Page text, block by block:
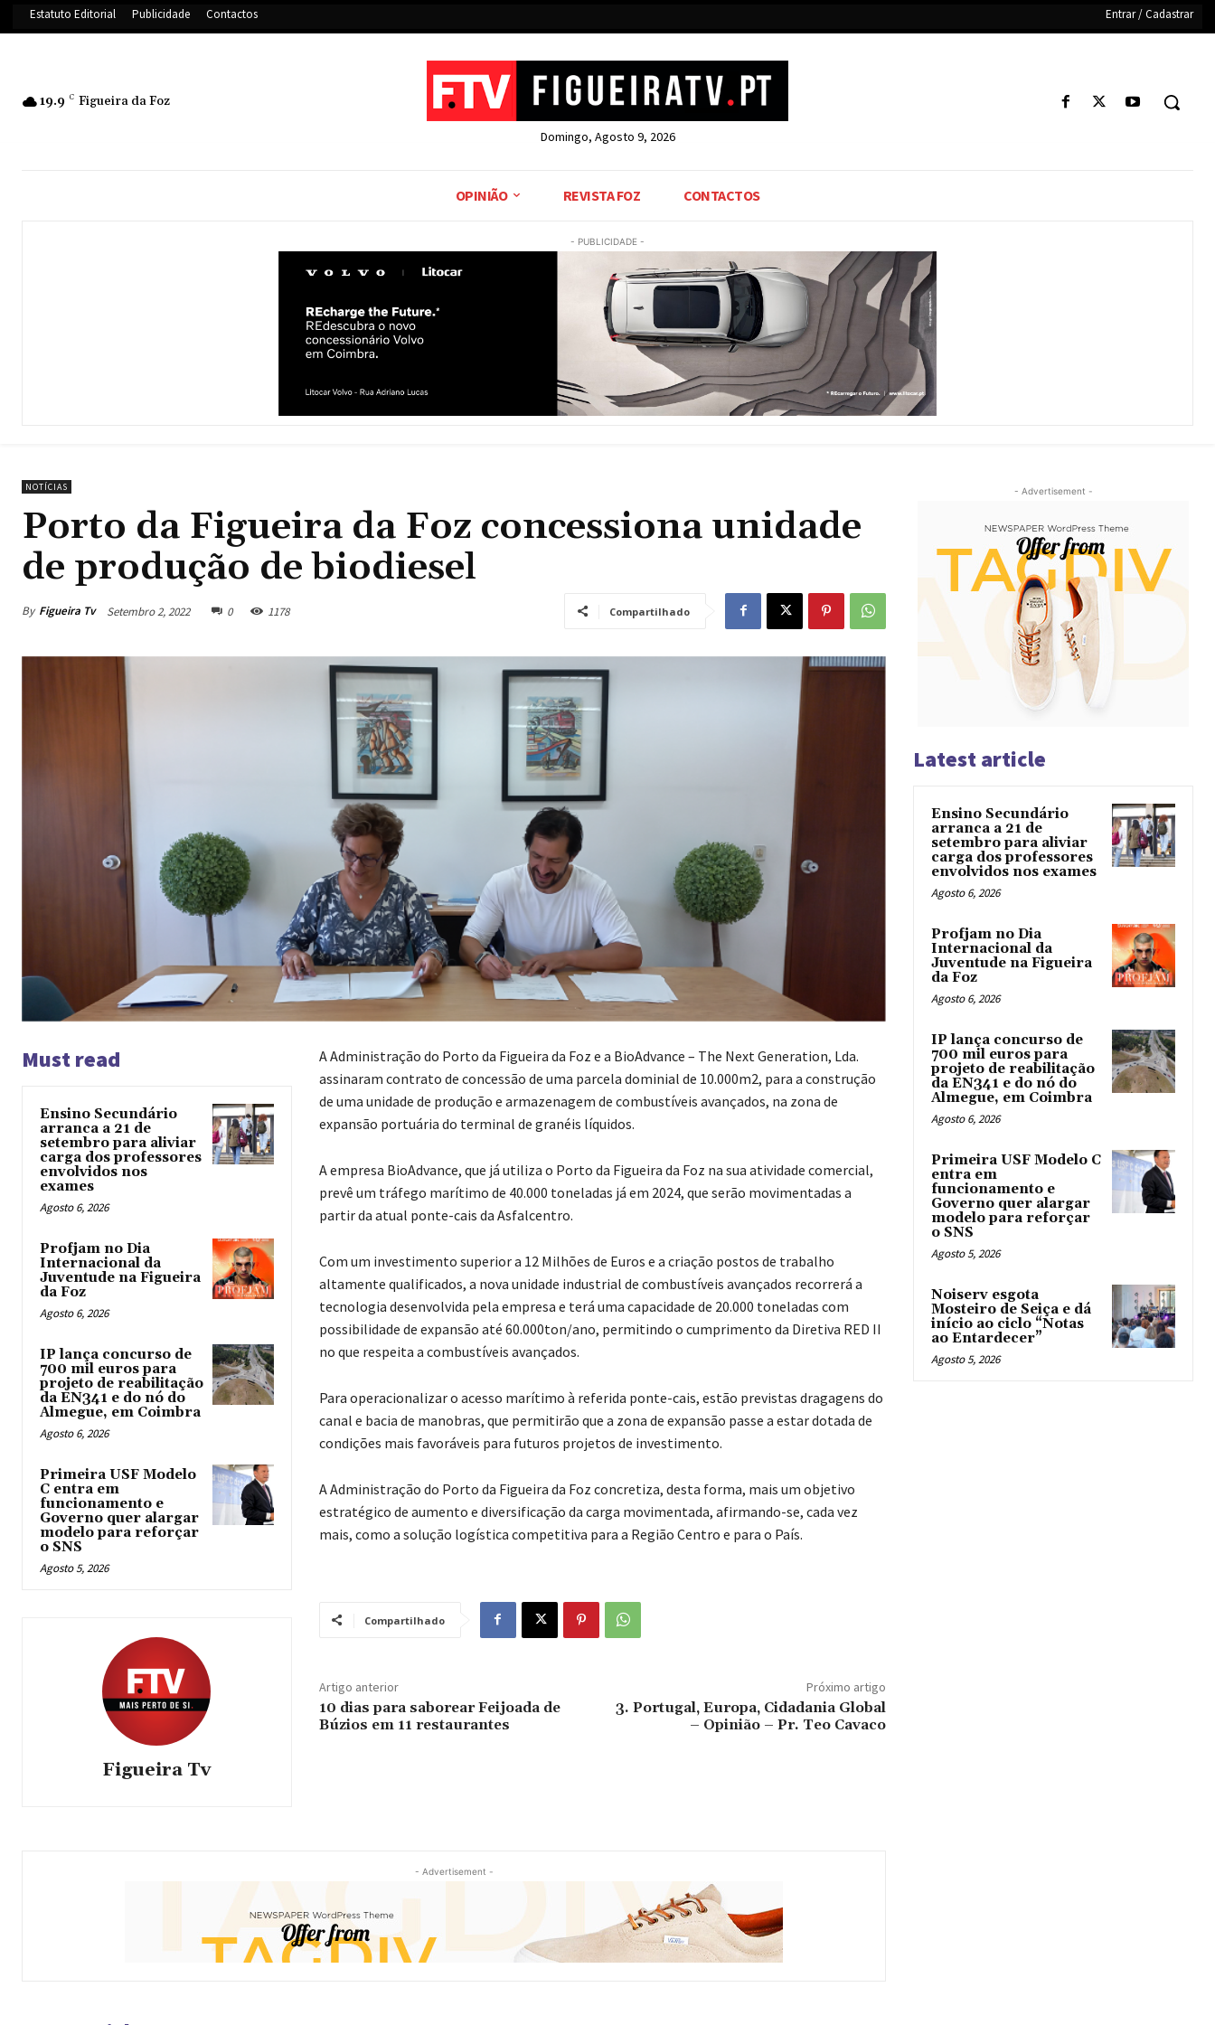
Estatuto Editorial Publicidade Contactos Entrar / Cadastrar
19.9 C Figueira da Foz
Domingo, Agosto 9, 2026
OPINIÃO REVISTA FOZ CONTACTOS
- PUBLICIDADE -
NOTÍCIAS
Porto da Figueira da Foz concessiona unidade
de produção de biodiesel
By Figueira Tv Setembro 2, 2022 0 1178 Compartilhado
Must read
Ensino Secundário
arranca a 21 de
setembro para aliviar
carga dos professores
envolvidos nos
exames
Agosto 6, 2026
Profjam no Dia
Internacional da
Juventude na Figueira
da Foz
Agosto 6, 2026
IP lança concurso de
700 mil euros para
projeto de reabilitação
da EN341 e do nó do
Almegue, em Coimbra
Agosto 6, 2026
Primeira USF Modelo
C entra em
funcionamento e
Governo quer alargar
modelo para reforçar
o SNS
Agosto 5, 2026
Figueira Tv
A Administração do Porto da Figueira da Foz e a BioAdvance – The Next Generation, Lda.
assinaram contrato de concessão de uma parcela dominial de 10.000m2, para a construção
de uma unidade de produção e armazenagem de combustíveis avançados, na zona de
expansão portuária do terminal de granéis líquidos.
A empresa BioAdvance, que já utiliza o Porto da Figueira da Foz na sua atividade comercial,
prevê um tráfego marítimo de 40.000 toneladas já em 2024, que serão movimentadas a
partir da atual ponte-cais da Asfalcentro.
Com um investimento superior a 12 Milhões de Euros e a criação postos de trabalho
altamente qualificados, a nova unidade industrial de combustíveis avançados recorrerá a
tecnologia desenvolvida pela empresa e terá uma capacidade de 20.000 toneladas com
possibilidade de expansão até 60.000ton/ano, permitindo o cumprimento da Diretiva RED II
no que respeita a combustíveis avançados.
Para operacionalizar o acesso marítimo à referida ponte-cais, estão previstas dragagens do
canal e bacia de manobras, que permitirão que a zona de expansão passe a estar dotada de
condições mais favoráveis para futuros projetos de investimento.
A Administração do Porto da Figueira da Foz concretiza, desta forma, mais um objetivo
estratégico de aumento e diversificação da carga movimentada, afirmando-se, cada vez
mais, como a solução logística competitiva para a Região Centro e para o País.
Compartilhado
Artigo anterior
10 dias para saborear Feijoada de
Búzios em 11 restaurantes
Próximo artigo
3. Portugal, Europa, Cidadania Global
– Opinião – Pr. Teo Cavaco
- Advertisement -
- Advertisement -
Latest article
Ensino Secundário
arranca a 21 de
setembro para aliviar
carga dos professores
envolvidos nos exames
Agosto 6, 2026
Profjam no Dia
Internacional da
Juventude na Figueira
da Foz
Agosto 6, 2026
IP lança concurso de
700 mil euros para
projeto de reabilitação
da EN341 e do nó do
Almegue, em Coimbra
Agosto 6, 2026
Primeira USF Modelo C
entra em
funcionamento e
Governo quer alargar
modelo para reforçar
o SNS
Agosto 5, 2026
Noiserv esgota
Mosteiro de Seiça e dá
início ao ciclo “Notas
ao Entardecer”
Agosto 5, 2026